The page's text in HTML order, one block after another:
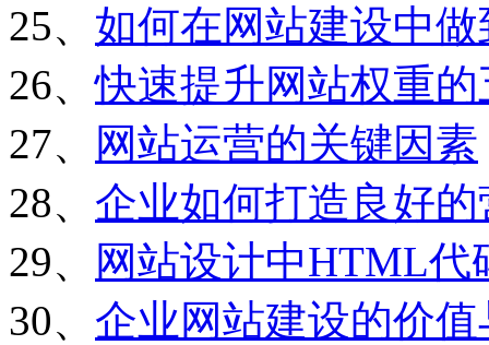
25、 如何在网站建设中
26、快速提升网站权重
27、
网站运营的关键因素
28、 企业如何打造良好
29、
网站设计中HTML代
30、 企业网站建设的价